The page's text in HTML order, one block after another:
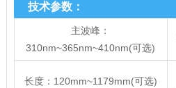
技术参数：
主波峰：
310nm~365nm~410nm(可选)
长度：120mm~1179mm(可选)